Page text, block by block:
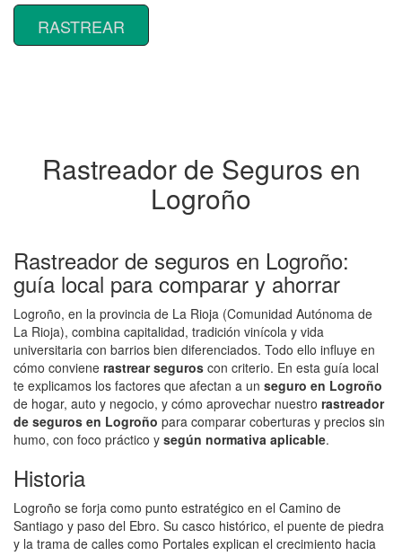
RASTREAR
Rastreador de Seguros en
Logroño
Rastreador de seguros en Logroño:
guía local para comparar y ahorrar
Logroño, en la provincia de La Rioja (Comunidad Autónoma de
La Rioja), combina capitalidad, tradición vinícola y vida
universitaria con barrios bien diferenciados. Todo ello influye en
cómo conviene rastrear seguros con criterio. En esta guía local
te explicamos los factores que afectan a un seguro en Logroño
de hogar, auto y negocio, y cómo aprovechar nuestro rastreador
de seguros en Logroño para comparar coberturas y precios sin
humo, con foco práctico y según normativa aplicable.
Historia
Logroño se forja como punto estratégico en el Camino de
Santiago y paso del Ebro. Su casco histórico, el puente de piedra
y la trama de calles como Portales explican el crecimiento hacia